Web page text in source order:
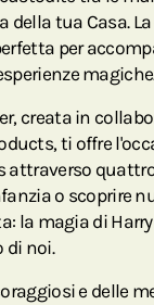
della tua Casa.
per
creata in
ti offre
attraverso
o scoprire
la magia di
di noi.
e delle